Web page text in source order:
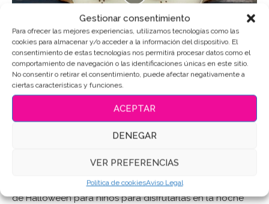
Gestionar consentimiento
Para ofrecer las mejores experiencias, utilizamos tecnologías como las
cookies para almacenar y/o acceder a la información del dispositivo. El
consentimiento de estas tecnologías nos permitirá procesar datos como el
comportamiento de navegación o las identificaciones únicas en este sitio.
No consentir o retirar el consentimiento, puede afectar negativamente a
ciertas características y funciones.
ACEPTAR
DENEGAR
VER PREFERENCIAS
Política de cookiesAviso Legal
Blog Galeria
3 GALLETAS DE HALLOWEEN PARA
Galletas de halloween para niños ¿Preparamos Galletas
de Halloween para niños para disfrutarlas en la noche